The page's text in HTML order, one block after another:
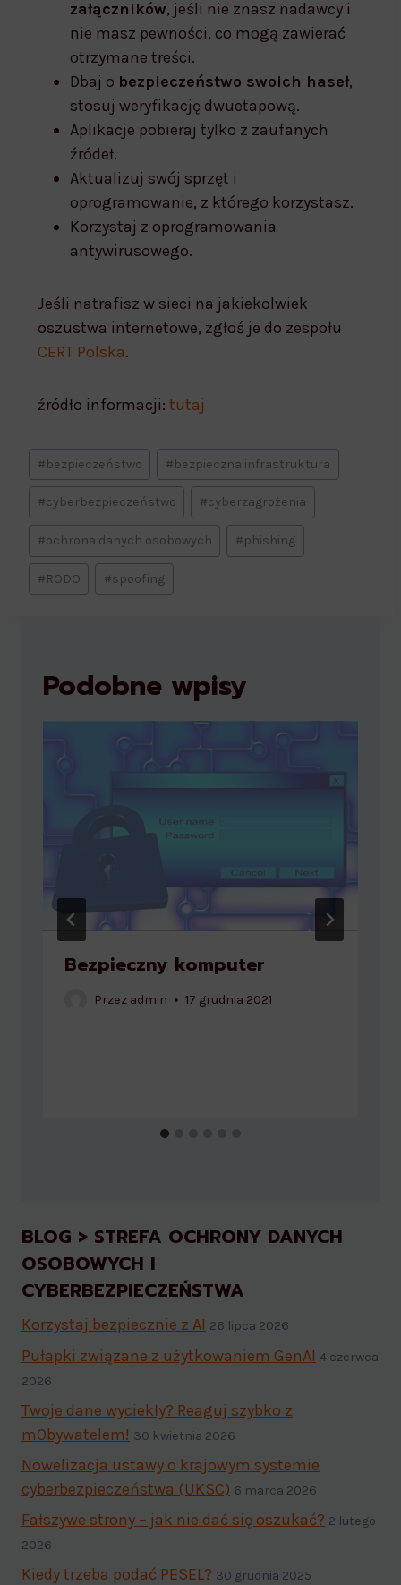
załączników, jeśli nie znasz nadawcy i
nie masz pewności, co mogą zawierać
otrzymane treści.
Dbaj o bezpieczeństwo swoich haseł,
stosuj weryfikację dwuetapową.
Aplikacje pobieraj tylko z zaufanych
źródeł.
Aktualizuj swój sprzęt i
oprogramowanie, z którego korzystasz.
Korzystaj z oprogramowania
antywirusowego.
Jeśli natrafisz w sieci na jakiekolwiek
oszustwa internetowe, zgłoś je do zespołu
CERT Polska.
źródło informacji: tutaj
#bezpieczeństwo #bezpieczna infrastruktura
#cyberbezpieczeństwo #cyberzagrożenia
#ochrona danych osobowych #phishing
#RODO #spoofing
Podobne wpisy
Bezpieczny komputer
Przez admin 17 grudnia 2021
BLOG > STREFA OCHRONY DANYCH
OSOBOWYCH I
CYBERBEZPIECZEŃSTWA
Korzystaj bezpiecznie z AI 26 lipca 2026
Pułapki związane z użytkowaniem GenAI 4 czerwca
2026
Twoje dane wyciekły? Reaguj szybko z
mObywatelem! 30 kwietnia 2026
Nowelizacja ustawy o krajowym systemie
cyberbezpieczeństwa (UKSC) 6 marca 2026
Fałszywe strony – jak nie dać się oszukać? 2 lutego
2026
Kiedy trzeba podać PESEL? 30 grudnia 2025